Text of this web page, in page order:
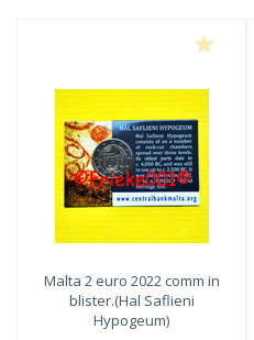
Malta 2 euro 2022 comm in
blister.(Hal Saflieni
Hypogeum)